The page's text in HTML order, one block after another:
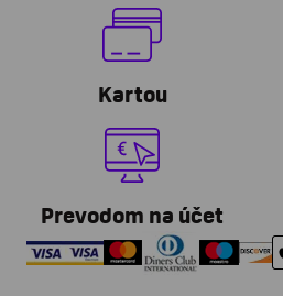
Kartou
Prevodom na účet